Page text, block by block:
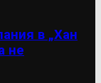
в „Хан
не